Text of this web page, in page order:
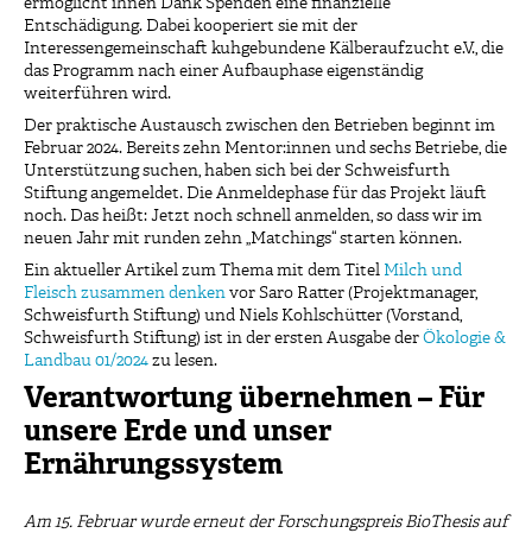
ermöglicht ihnen Dank Spenden eine finanzielle
Entschädigung. Dabei kooperiert sie mit der
Interessengemeinschaft kuhgebundene Kälberaufzucht e.V., die
das Programm nach einer Aufbauphase eigenständig
weiterführen wird.
Der praktische Austausch zwischen den Betrieben beginnt im
Februar 2024. Bereits zehn Mentor:innen und sechs Betriebe, die
Unterstützung suchen, haben sich bei der Schweisfurth
Stiftung angemeldet. Die Anmeldephase für das Projekt läuft
noch. Das heißt: Jetzt noch schnell anmelden, so dass wir im
neuen Jahr mit runden zehn „Matchings“ starten können.
Ein aktueller Artikel zum Thema mit dem Titel Milch und
Fleisch zusammen denken vor Saro Ratter (Projektmanager,
Schweisfurth Stiftung) und Niels Kohlschütter (Vorstand,
Schweisfurth Stiftung) ist in der ersten Ausgabe der Ökologie &
Landbau 01/2024 zu lesen.
Verantwortung übernehmen – Für
unsere Erde und unser
Ernährungssystem
Am 15. Februar wurde erneut der Forschungspreis BioThesis auf